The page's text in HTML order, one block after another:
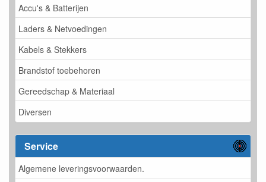
Accu's & Batterijen
Laders & Netvoedingen
Kabels & Stekkers
Brandstof toebehoren
Gereedschap & Materiaal
Diversen
Service
Algemene leveringsvoorwaarden.